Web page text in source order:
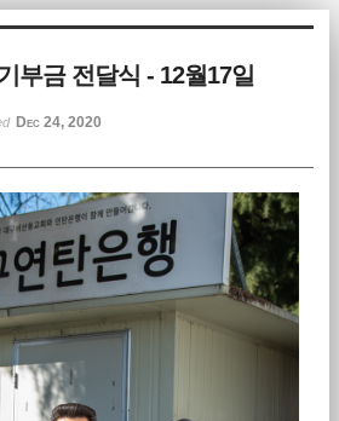
부금 전달식 - 12월17일
Dec 24, 2020
스케치북5
스케치북5